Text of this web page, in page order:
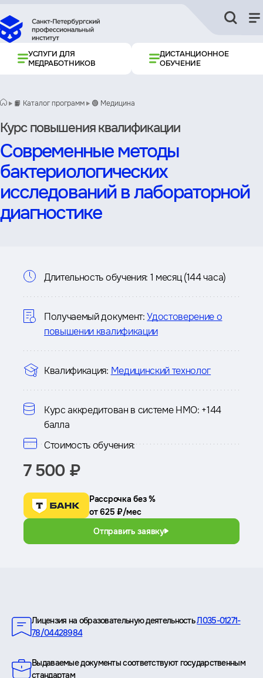
УСЛУГИ ДЛЯ
МЕДРАБОТНИКОВ
ДИСТАНЦИОННОЕ
ОБУЧЕНИЕ
📙 Каталог программ 🟢 Медицина
Курс повышения квалификации
Современные методы
бактериологических
исследований в лабораторной
диагностике
Информация
о
курсе
Длительность обучения: 1 месяц (144 часа)
Получаемый документ: Удостоверение о
повышении квалификации
Квалификация: Медицинский технолог
Курс аккредитован в системе НМО: +144
балла
Стоимость обучения:
7 500 ₽
Рассрочка без %
от 625 ₽/мес
Отправить заявку
Лицензия на образовательную деятельностьЛ035-01271-
78/04428984
Выдаваемые документы соответствуют государственным
стандартам